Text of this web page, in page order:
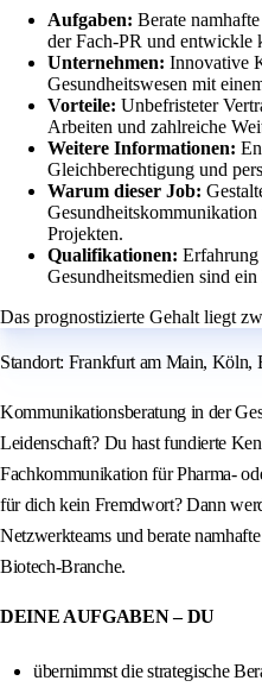
Aufgaben: Berate
der Fach-PR und entwickle
Unternehmen: Innovative
Gesundheitswesen mit
Vorteile: Unbefristeter
Arbeiten und zahlreiche
Weitere Informationen:
Gleichberechtigung und
Warum dieser Job:
Gesundheitskommunikation
Projekten.
Qualifikationen:
Gesundheitsmedien sind ein
Das prognostizierte Gehalt liegt
Standort: Frankfurt am Main, Köln,
Kommunikationsberatung in der
Leidenschaft? Du hast fundierte
Fachkommunikation für Pharma-
für dich kein Fremdwort? Dann
Netzwerkteams und berate
Biotech-Branche.
DEINE AUFGABEN – DU
übernimmst die strategische